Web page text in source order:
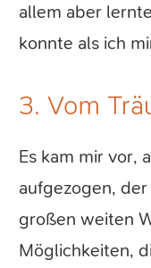
allem aber
konnte als ich
3. Vom
Es kam mir vor,
aufgezogen,
großen weiten
Möglichkeiten,